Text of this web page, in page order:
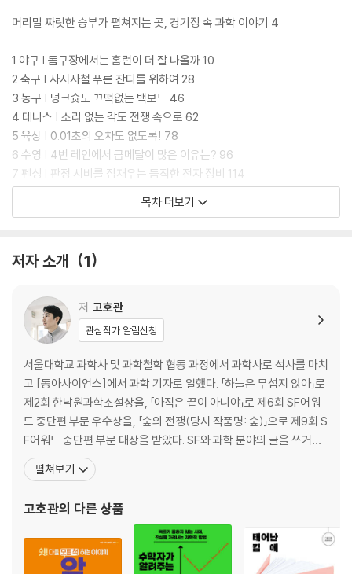
머리말 짜릿한 승부가 펼쳐지는 곳, 경기장 속 과학 이야기 4
1 야구 | 돔구장에서는 홈런이 더 잘 나올까 10
2 축구 | 사시사철 푸른 잔디를 위하여 28
3 농구 | 덩크슛도 끄떡없는 백보드 46
4 테니스 | 소리 없는 각도 전쟁 속으로 62
5 육상 | 0.01초의 오차도 없도록! 78
6 수영 | 4번 레인에서 금메달이 많은 이유는? 96
7 펜싱 | 판정 시비를 잠재우는 듬직한 전자 장비 114
8 스키 | 기상이변에도 살아남을 수 있을까? 128
9 스케이트 | 매끄러운 빙판의 비밀을 찾아서 144
12 e스포츠 | 화려한 첨단 기술의 향연 194
이미지 출처 210
목차 더보기
저자 소개 1
저 고호관
관심작가 알림신청
서울대학교 과학사 및 과학철학 협동 과정에서 과학사로 석사를 마치
고 [동아사이언스]에서 과학 기자로 일했다. 「하늘은 무섭지 않아」로
제2회 한낙원과학소설상을, 「아직은 끝이 아니야」로 제6회 SF어워
드 중단편 부문 우수상을, 「숲의 전쟁(당시 작품명: 숲)」으로 제9회 S
F어워드 중단편 부문 대상을 받았다. SF와 과학 분야의 글을 쓰거나
번역한다. 지은 책으로 SF 앤솔러지 『아직은 끝이 아니야』(공저)와
『우주로 가는 문, 달』 『술술 읽는 물리 소설책 1~2』 『누가 수학 좀 대
원리』 『인류의
펼쳐보기
고호관의 다른 상품